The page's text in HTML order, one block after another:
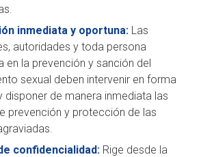
inmediata y oportuna: Las
autoridades y toda persona
en la prevención y sanción del
sexual deben intervenir en forma
disponer de manera inmediata las
prevención y protección de las
confidencialidad: Rige desde la